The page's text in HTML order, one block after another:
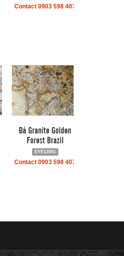
Contact 0903 598 407
Đá Granite Golden
Forest Brazil
EYE12001
Contact 0903 598 407